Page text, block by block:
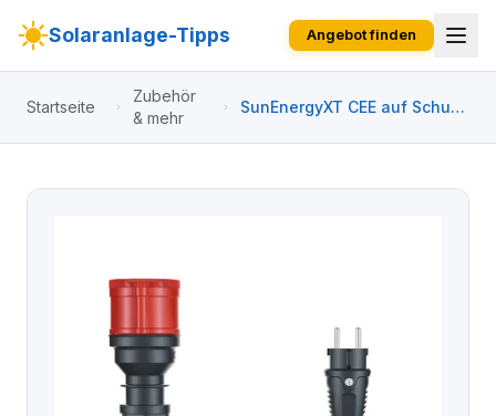
Solaranlage-Tipps Angebot finden
Startseite
Zubehör
& mehr
SunEnergyXT CEE auf Schuko